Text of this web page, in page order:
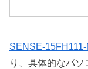
SENSE-
り、具体的なパソ